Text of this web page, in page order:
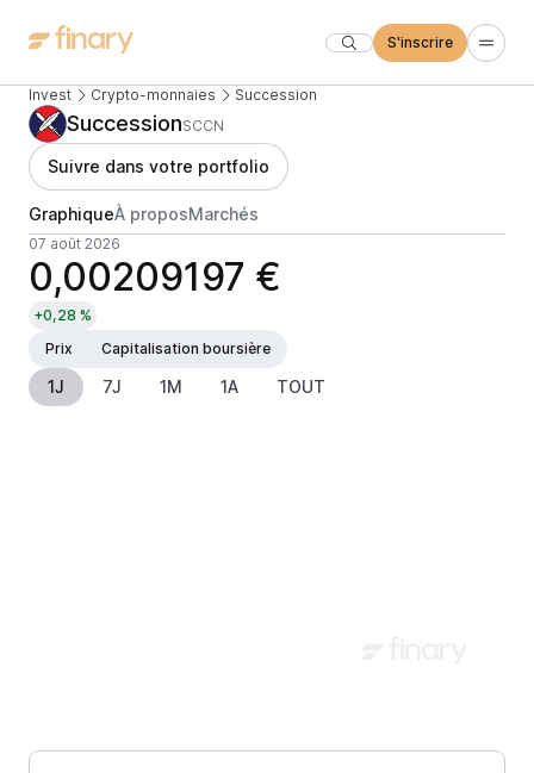
S'inscrire
Invest Crypto-monnaies Succession
SuccessionSCCN
Suivre dans votre portfolio
GraphiqueÀ proposMarchés
07 août 2026
0,00209197 €
+0,28 %
Prix
Capitalisation boursière
1J 7J 1M 1A TOUT